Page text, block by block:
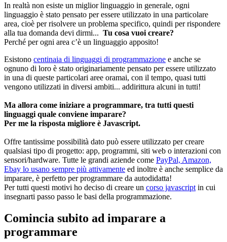
In realtà non esiste un miglior linguaggio in generale, ogni
linguaggio è stato pensato per essere utilizzato in una particolare
area, cioè per risolvere un problema specifico, quindi per rispondere
alla tua domanda devi dirmi... Tu cosa vuoi creare?
Perché per ogni area c’è un linguaggio apposito!
Esistono centinaia di linguaggi di programmazione e anche se
ognuno di loro è stato originariamente pensato per essere utilizzato
in una di queste particolari aree oramai, con il tempo, quasi tutti
vengono utilizzati in diversi ambiti... addirittura alcuni in tutti!
Ma allora come iniziare a programmare, tra tutti questi
linguaggi quale conviene imparare?
Per me la risposta migliore è Javascript.
Offre tantissime possibilità dato può essere utilizzato per creare
qualsiasi tipo di progetto: app, programmi, siti web o interazioni con
sensori/hardware. Tutte le grandi aziende come PayPal, Amazon,
Ebay lo usano sempre più attivamente ed inoltre è anche semplice da
imparare, è perfetto per programmare da autodidatta!
Per tutti questi motivi ho deciso di creare un corso javascript in cui
insegnarti passo passo le basi della programmazione.
Comincia subito ad imparare a
programmare